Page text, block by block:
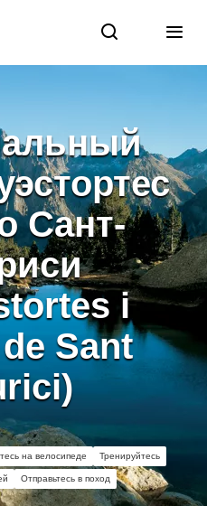
Сант-
i
Sant
на велосипеде Тренируйтесь
Отправьтесь в поход